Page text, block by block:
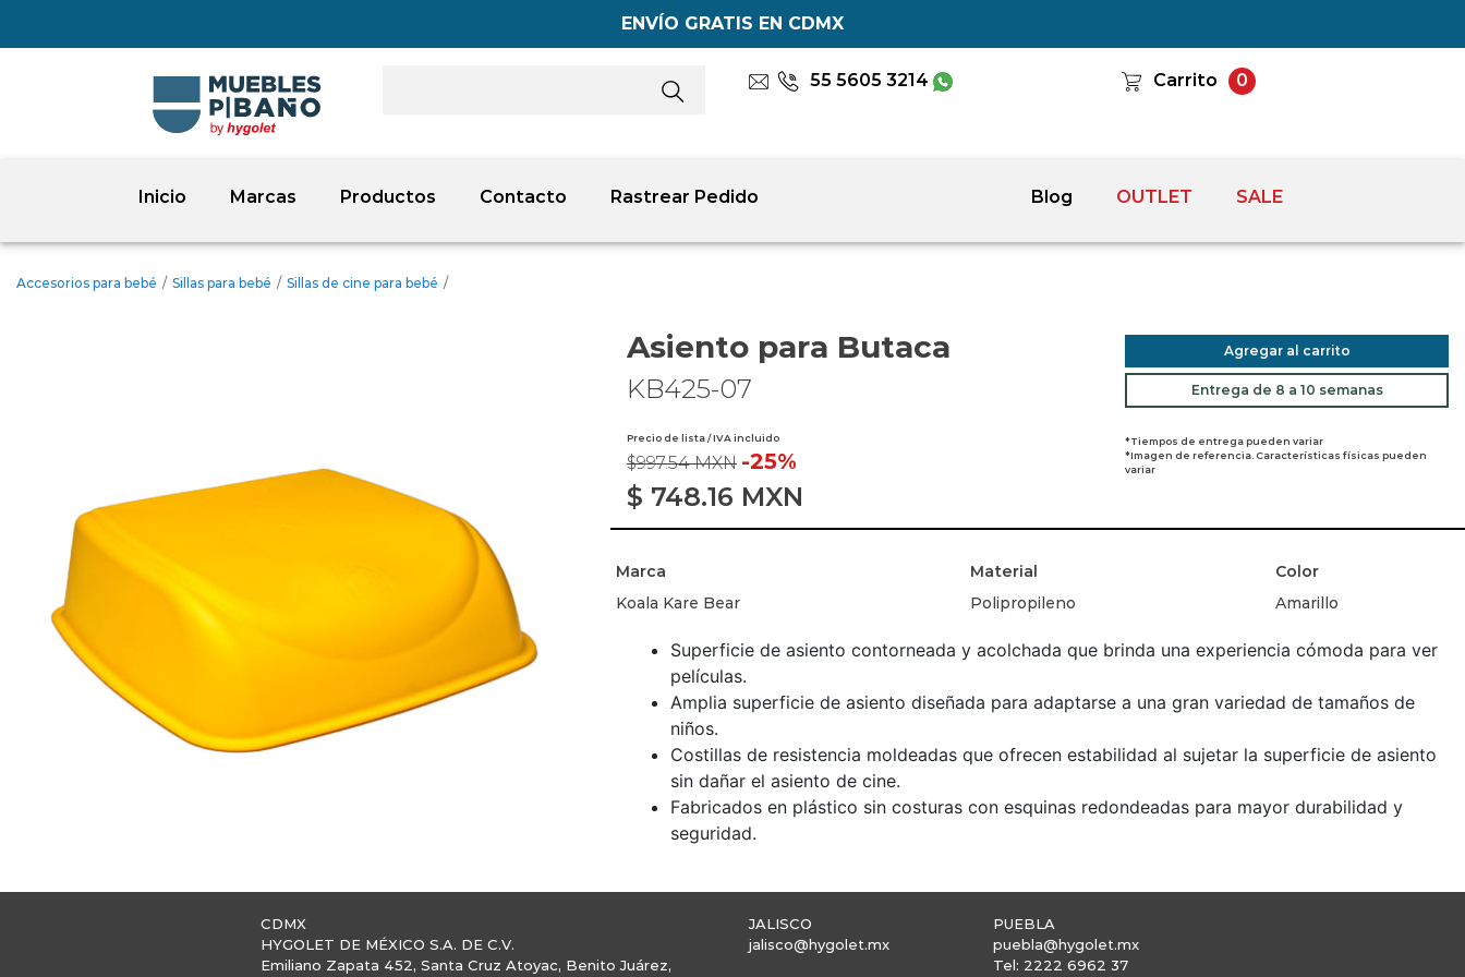
ENVÍO GRATIS EN CDMX
55 5605 3214 Carrito 0
Inicio Marcas Productos Contacto Rastrear Pedido Blog OUTLET SALE
Accesorios para bebé / Sillas para bebé / Sillas de cine para bebé /
Asiento para Butaca
KB425-07
Precio de lista / IVA incluido
$997.54 MXN -25%
$ 748.16 MXN
Agregar al carrito
Entrega de 8 a 10 semanas
*Tiempos de entrega pueden variar
*Imagen de referencia. Características físicas pueden
variar
Marca Material
Color
Koala Kare Bear
Polipropileno Amarillo
Superficie de asiento contorneada y acolchada que brinda una experiencia cómoda para ver
películas.
Amplia superficie de asiento diseñada para adaptarse a una gran variedad de tamaños de
niños.
Costillas de resistencia moldeadas que ofrecen estabilidad al sujetar la superficie de asiento
sin dañar el asiento de cine.
Fabricados en plástico sin costuras con esquinas redondeadas para mayor durabilidad y
seguridad.
CDMX
HYGOLET DE MÉXICO S.A. DE C.V.
Emiliano Zapata 452, Santa Cruz Atoyac, Benito Juárez,
JALISCO
jalisco@hygolet.mx
PUEBLA
puebla@hygolet.mx
Tel: 2222 6962 37